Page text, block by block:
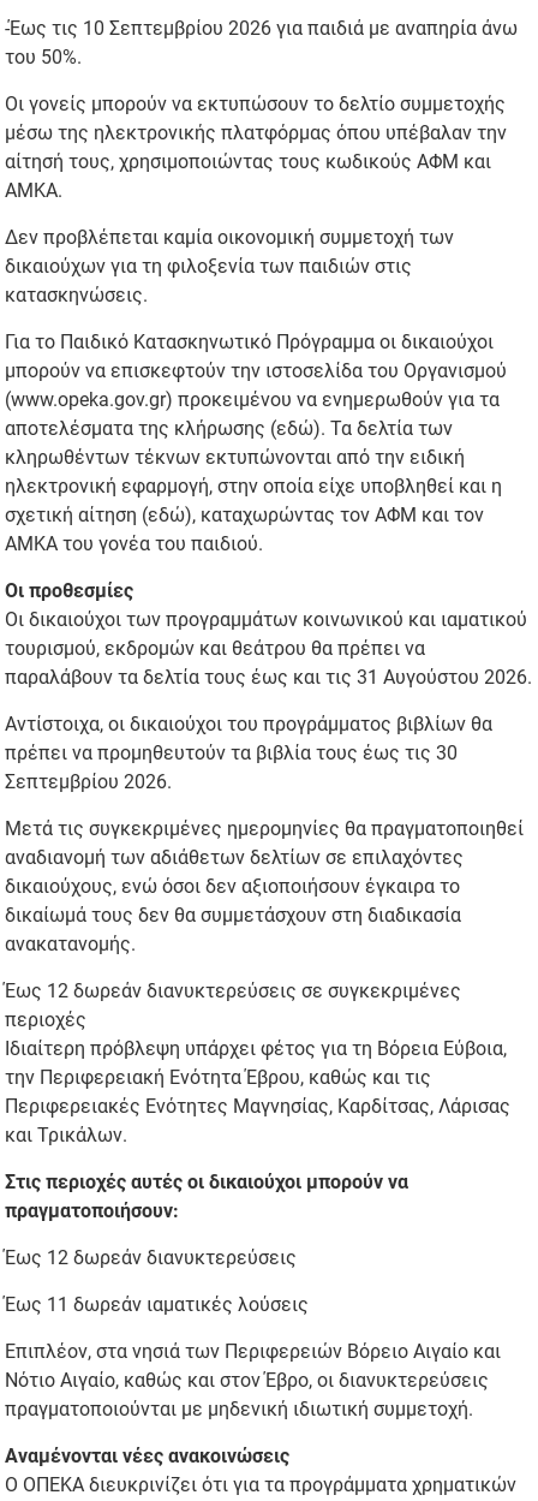
-Έως τις 10 Σεπτεμβρίου 2026 για παιδιά με αναπηρία άνω
του 50%.
Οι γονείς μπορούν να εκτυπώσουν το δελτίο συμμετοχής
μέσω της ηλεκτρονικής πλατφόρμας όπου υπέβαλαν την
αίτησή τους, χρησιμοποιώντας τους κωδικούς ΑΦΜ και
ΑΜΚΑ.
Δεν προβλέπεται καμία οικονομική συμμετοχή των
δικαιούχων για τη φιλοξενία των παιδιών στις
κατασκηνώσεις.
Για το Παιδικό Κατασκηνωτικό Πρόγραμμα οι δικαιούχοι
μπορούν να επισκεφτούν την ιστοσελίδα του Οργανισμού
(www.opeka.gov.gr) προκειμένου να ενημερωθούν για τα
αποτελέσματα της κλήρωσης (εδώ). Τα δελτία των
κληρωθέντων τέκνων εκτυπώνονται από την ειδική
ηλεκτρονική εφαρμογή, στην οποία είχε υποβληθεί και η
σχετική αίτηση (εδώ), καταχωρώντας τον ΑΦΜ και τον
ΑΜΚΑ του γονέα του παιδιού.
Οι προθεσμίες
Οι δικαιούχοι των προγραμμάτων κοινωνικού και ιαματικού
τουρισμού, εκδρομών και θεάτρου θα πρέπει να
παραλάβουν τα δελτία τους έως και τις 31 Αυγούστου 2026.
Αντίστοιχα, οι δικαιούχοι του προγράμματος βιβλίων θα
πρέπει να προμηθευτούν τα βιβλία τους έως τις 30
Σεπτεμβρίου 2026.
Μετά τις συγκεκριμένες ημερομηνίες θα πραγματοποιηθεί
αναδιανομή των αδιάθετων δελτίων σε επιλαχόντες
δικαιούχους, ενώ όσοι δεν αξιοποιήσουν έγκαιρα το
δικαίωμά τους δεν θα συμμετάσχουν στη διαδικασία
ανακατανομής.
Έως 12 δωρεάν διανυκτερεύσεις σε συγκεκριμένες
περιοχές
Ιδιαίτερη πρόβλεψη υπάρχει φέτος για τη Βόρεια Εύβοια,
την Περιφερειακή Ενότητα Έβρου, καθώς και τις
Περιφερειακές Ενότητες Μαγνησίας, Καρδίτσας, Λάρισας
και Τρικάλων.
Στις περιοχές αυτές οι δικαιούχοι μπορούν να
πραγματοποιήσουν:
Έως 12 δωρεάν διανυκτερεύσεις
Έως 11 δωρεάν ιαματικές λούσεις
Επιπλέον, στα νησιά των Περιφερειών Βόρειο Αιγαίο και
Νότιο Αιγαίο, καθώς και στον Έβρο, οι διανυκτερεύσεις
πραγματοποιούνται με μηδενική ιδιωτική συμμετοχή.
Αναμένονται νέες ανακοινώσεις
Ο ΟΠΕΚΑ διευκρινίζει ότι για τα προγράμματα χρηματικών